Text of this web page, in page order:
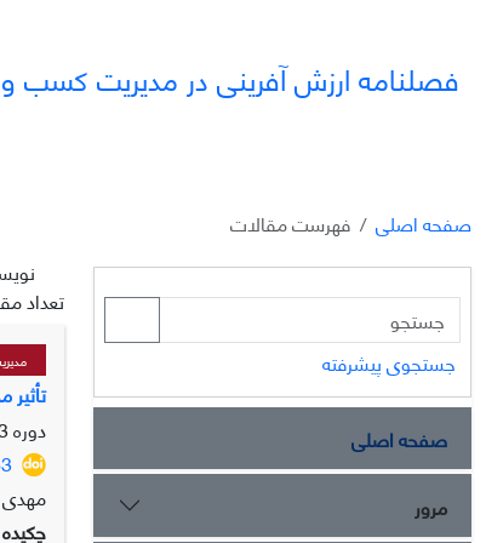
فصلنامه ارزش آفرینی در مدیریت کسب و
صفحه اصلی
فهرست مقالات
تعداد
دوره 3، شماره 4، زمستان 1402، صفحه
مهدی
چکیده
جستجوی پیشرفته
صفحه اصلی
مرور